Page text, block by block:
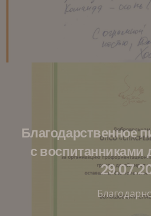
Благодарственное
с воспитанниками